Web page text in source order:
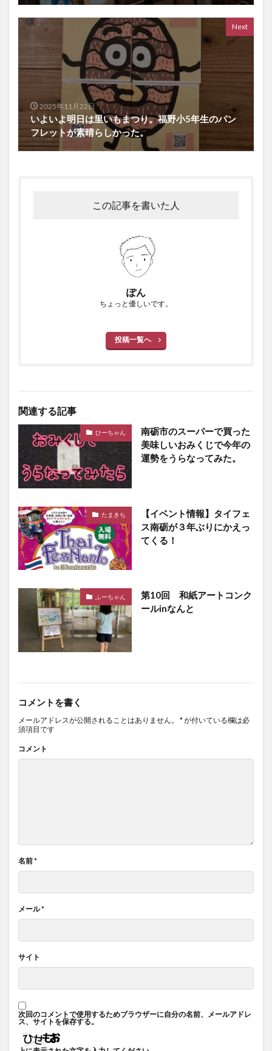
Next
2025年11月22日
いよいよ明日は里いもまつり。福野小5年生のパン
フレットが素晴らしかった。
この記事を書いた人
ぽん
ちょっと優しいです。
投稿一覧へ
関連する記事
ひーちゃん
南砺市のスーパーで買った
美味しいおみくじで今年の
運勢をうらなってみた。
たまきち
【イベント情報】タイフェ
ス南砺が３年ぶりにかえっ
てくる！
ふーちゃん
第10回 和紙アートコンク
ールinなんと
コメントを書く
メールアドレスが公開されることはありません。 *が付いている欄は必
須項目です
コメント
名前*
メール*
サイト
次回のコメントで使用するためブラウザーに自分の名前、メールアドレ
ス、サイトを保存する。